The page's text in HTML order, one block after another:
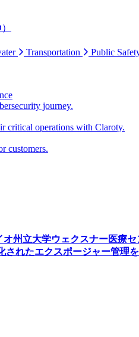
Transportation Public
journey.
critical operations with Claroty.
customers.
オ州立大学ウェクスナー医療セ
されたエクスポージャー管理